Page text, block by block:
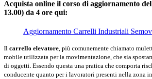
Acquista online il corso di aggiornamento
13.00) da 4 ore qui:
Aggiornamento Carrelli Industriali
Il carrello elevatore, più comunemente chiamato
mobile utilizzata per la movimentazione, che sia
di oggetti. Essendo questa una pratica che comporta
conducente quanto per i lavoratori presenti nella zona